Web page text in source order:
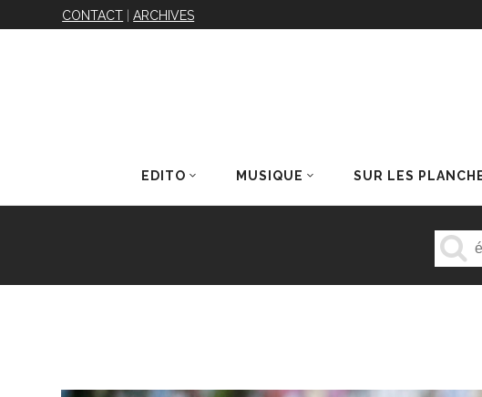
CONTACT |ARCHIVES
EDITO MUSIQUE SUR LES